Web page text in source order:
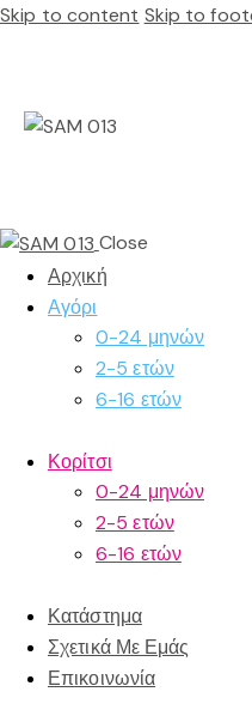
Skip to content Skip to
Close
Αρχική
Αγόρι
0-24 μηνών
2-5 ετών
6-16 ετών
Κορίτσι
0-24 μηνών
2-5 ετών
6-16 ετών
Κατάστημα
Σχετικά Με Εμάς
Επικοινωνία